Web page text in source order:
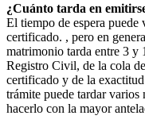
¿Cuánto tarda en
El tiempo de espera
certificado. , pero en
matrimonio tarda entre 3 y
Registro Civil, de la cola
certificado y de la
trámite puede tardar varios
hacerlo con la mayor